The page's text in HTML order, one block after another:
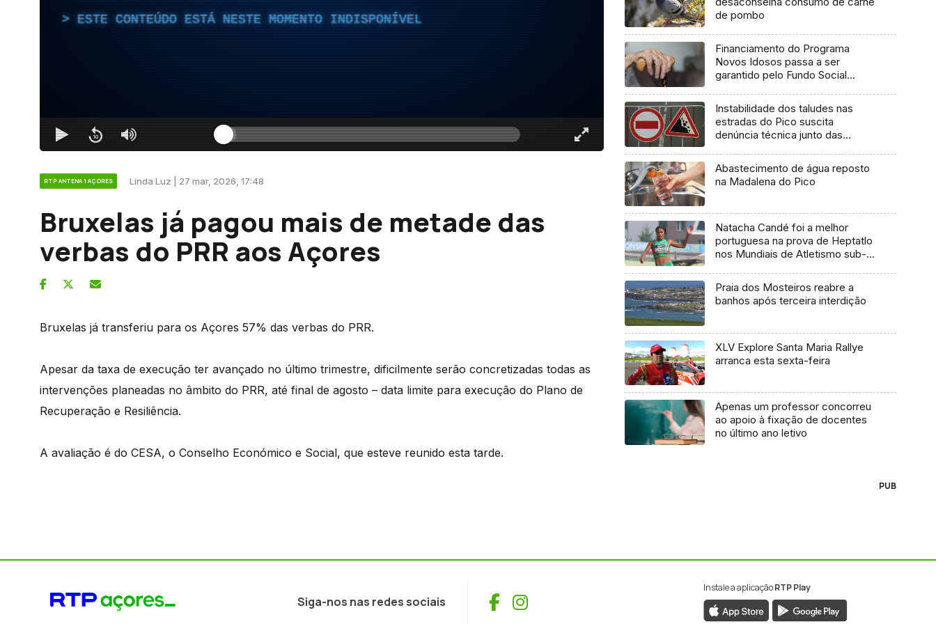
ESTE CONTEÚDO ESTÁ NESTE MOMENTO INDISPONÍVEL
RTP ANTENA 1 AÇORES Linda Luz | 27 mar, 2026, 17:48
Bruxelas já pagou mais de metade das
verbas do PRR aos Açores
Bruxelas já transferiu para os Açores 57% das verbas do PRR.
Apesar da taxa de execução ter avançado no último trimestre, dificilmente serão concretizadas todas as
intervenções planeadas no âmbito do PRR, até final de agosto – data limite para execução do Plano de
Recuperação e Resiliência.
A avaliação é do CESA, o Conselho Económico e Social, que esteve reunido esta tarde.
de pombo
Financiamento do Programa
Novos Idosos passa a ser
garantido pelo Fundo Social
Instabilidade dos taludes nas
estradas do Pico suscita
denúncia técnica junto das
Abastecimento de água reposto
na Madalena do Pico
Natacha Candé foi a melhor
portuguesa na prova de Heptatlo
nos Mundiais de Atletismo sub-
Praia dos Mosteiros reabre a
banhos após terceira interdição
XLV Explore Santa Maria Rallye
arranca esta sexta-feira
Apenas um professor concorreu
ao apoio à fixação de docentes
no último ano letivo
PUB
Siga-nos nas redes sociais Facebook
Instagram
Instale a aplicaçãoRTP Play